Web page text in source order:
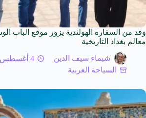
وفد من السفارة الهولندية يزور موقع الباب
معالم بغداد التاريخية
شيماء سيف الدين
4 أغسطس 2026
السياحة العربية